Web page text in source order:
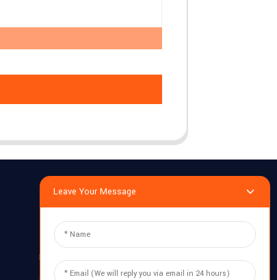
Enquête
Entrez votre email et nous vous
Leave Your Message